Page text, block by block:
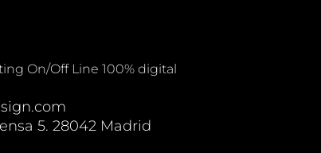
On/Off Line 100% digital
5. 28042 Madrid